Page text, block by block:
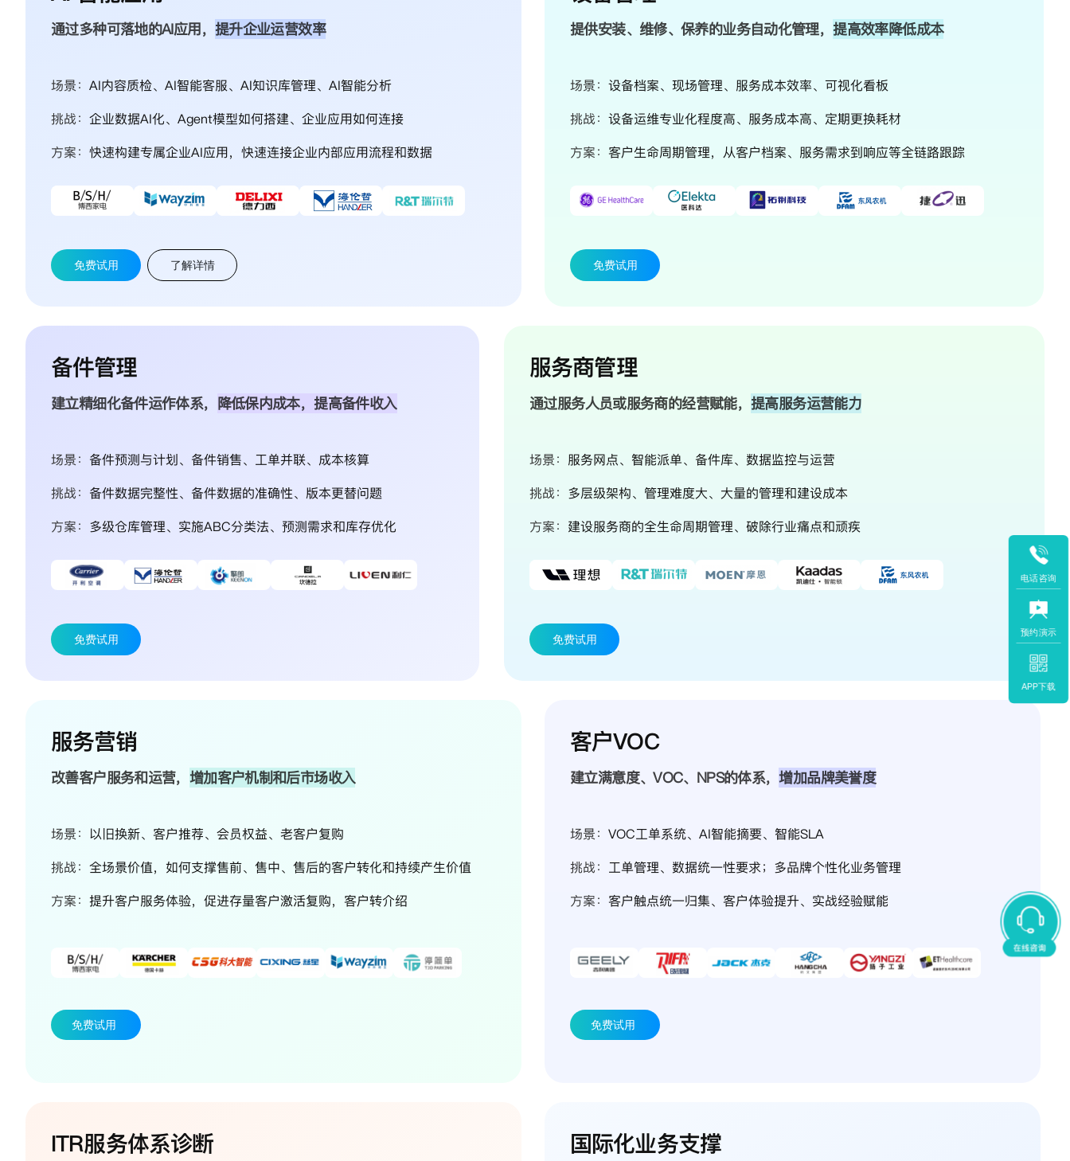
通过多种可落地的AI应用， 提升企业运营效率
场景： AI内容质检、AI智能客服、AI知识库管理、AI智能分析
挑战： 企业数据AI化、Agent模型如何搭建、企业应用如何连接
方案： 快速构建专属企业AI应用，快速连接企业内部应用流程和数据
免费试用 了解详情
提供安装、维修、保养的业务自动化管理，提高效率降低成本
场景： 设备档案、现场管理、服务成本效率、可视化看板
挑战： 设备运维专业化程度高、服务成本高、定期更换耗材
方案： 客户生命周期管理，从客户档案、服务需求到响应等全链路跟踪
免费试用
备件管理
建立精细化备件运作体系， 降低保内成本，提高备件收入
场景： 备件预测与计划、备件销售、工单并联、成本核算
挑战： 备件数据完整性、备件数据的准确性、版本更替问题
方案： 多级仓库管理、实施ABC分类法、预测需求和库存优化
免费试用
服务商管理
通过服务人员或服务商的经营赋能，提高服务运营能力
场景： 服务网点、智能派单、备件库、数据监控与运营
挑战： 多层级架构、管理难度大、大量的管理和建设成本
方案： 建设服务商的全生命周期管理、破除行业痛点和顽疾
免费试用
服务营销
改善客户服务和运营， 增加客户机制和后市场收入
场景： 以旧换新、客户推荐、会员权益、老客户复购
挑战： 全场景价值，如何支撑售前、售中、售后的客户转化和持续产生价值
方案： 提升客户服务体验，促进存量客户激活复购，客户转介绍
免费试用
客户VOC
建立满意度、VOC、NPS的体系，增加品牌美誉度
场景： VOC工单系统、AI智能摘要、智能SLA
挑战： 工单管理、数据统一性要求；多品牌个性化业务管理
方案： 客户触点统一归集、客户体验提升、实战经验赋能
免费试用
ITR服务体系诊断 国际化业务支撑
电话咨询
预约演示
APP下载